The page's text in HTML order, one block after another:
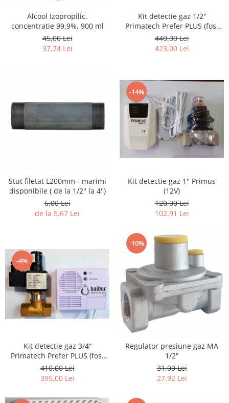
Alcool Izopropilic,
concentratie 99.9%, 900 ml
45,00 Lei
37,74 Lei
Kit detectie gaz 1/2'’
Primatech Prefer PLUS (fost
Haiduc)
440,00 Lei
423,00 Lei
Stut filetat L200mm - marimi
disponibile ( de la 1/2'' la 4'')
6,00 Lei
de la 5,67 Lei
-14%
Kit detectie gaz 1'' Primus
(12V)
120,00 Lei
102,91 Lei
-4%
Kit detectie gaz 3/4'’
Primatech Prefer PLUS (fost
Haiduc)
410,00 Lei
395,00 Lei
-10%
Regulator presiune gaz MA
1/2"
31,00 Lei
27,92 Lei